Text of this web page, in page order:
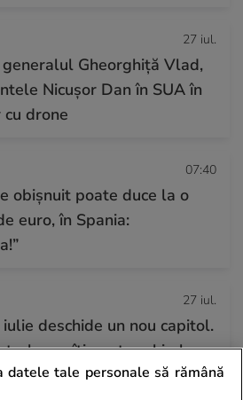
27 iul.
Gheorghiță Vlad,
Nicușor Dan în SUA în
drone
07:40
obișnuit poate duce la o
euro, în Spania:
27 iul.
deschide un nou capitol.
care îți poate schimba
datele tale personale să rămână